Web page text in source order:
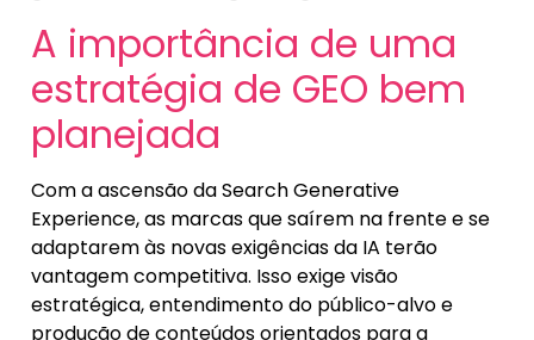
A importância de uma
estratégia de GEO bem
planejada
Com a ascensão da Search Generative
Experience, as marcas que saírem na frente e se
adaptarem às novas exigências da IA terão
vantagem competitiva. Isso exige visão
estratégica, entendimento do público-alvo e
produção de conteúdos orientados para a